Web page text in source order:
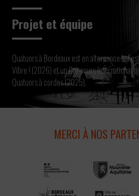
Projet et équipe
Quatuors à Bordeaux est en alternance le
Vibre ! (2026) et un Concours International
Quatuors à cordes (2025).
MERCI À NOS